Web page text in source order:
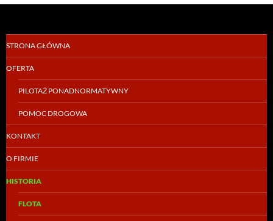
STRONA GŁÓWNA
OFERTA
PILOTAŻ PONADNORMATYWNY
POMOC DROGOWA
KONTAKT
O FIRMIE
HISTORIA
FLOTA